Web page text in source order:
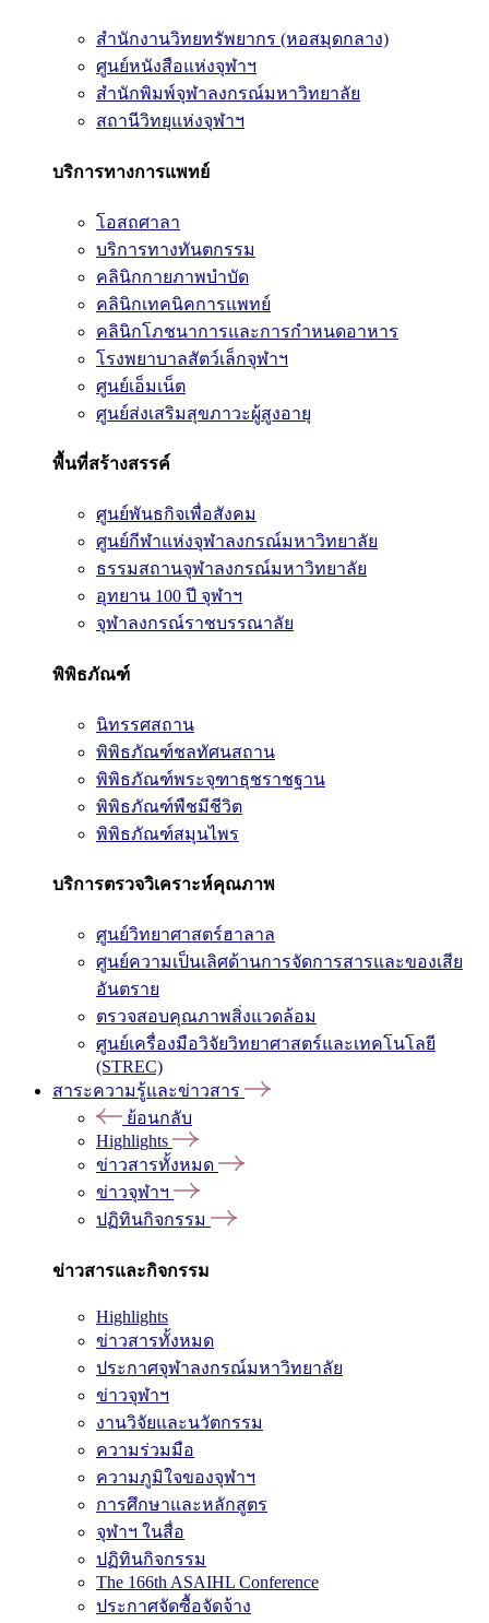
สำนักงานวิทยทรัพยากร (หอสมุดกลาง)
ศูนย์หนังสือแห่งจุฬาฯ
สำนักพิมพ์จุฬาลงกรณ์มหาวิทยาลัย
สถานีวิทยุแห่งจุฬาฯ
บริการทางการแพทย์
โอสถศาลา
บริการทางทันตกรรม
คลินิกกายภาพบำบัด
คลินิกเทคนิคการแพทย์
คลินิกโภชนาการและการกำหนดอาหาร
โรงพยาบาลสัตว์เล็กจุฬาฯ
ศูนย์เอ็มเน็ต
ศูนย์ส่งเสริมสุขภาวะผู้สูงอายุ
พื้นที่สร้างสรรค์
ศูนย์พันธกิจเพื่อสังคม
ศูนย์กีฬาแห่งจุฬาลงกรณ์มหาวิทยาลัย
ธรรมสถานจุฬาลงกรณ์มหาวิทยาลัย
อุทยาน 100 ปี จุฬาฯ
จุฬาลงกรณ์ราชบรรณาลัย
พิพิธภัณฑ์
นิทรรศสถาน
พิพิธภัณฑ์ชลทัศนสถาน
พิพิธภัณฑ์พระจุฑาธุชราชฐาน
พิพิธภัณฑ์พืชมีชีวิต
พิพิธภัณฑ์สมุนไพร
บริการตรวจวิเคราะห์คุณภาพ
ศูนย์วิทยาศาสตร์ฮาลาล
ศูนย์ความเป็นเลิศด้านการจัดการสารและของเสีย
อันตราย
ตรวจสอบคุณภาพสิ่งแวดล้อม
ศูนย์เครื่องมือวิจัยวิทยาศาสตร์และเทคโนโลยี
(STREC)
สาระความรู้และข่าวสาร
ย้อนกลับ
Highlights
ข่าวสารทั้งหมด
ข่าวจุฬาฯ
ปฏิทินกิจกรรม
ข่าวสารและกิจกรรม
Highlights
ข่าวสารทั้งหมด
ประกาศจุฬาลงกรณ์มหาวิทยาลัย
ข่าวจุฬาฯ
งานวิจัยและนวัตกรรม
ความร่วมมือ
ความภูมิใจของจุฬาฯ
การศึกษาและหลักสูตร
จุฬาฯ ในสื่อ
ปฏิทินกิจกรรม
The 166th ASAIHL Conference
ประกาศจัดซื้อจัดจ้าง